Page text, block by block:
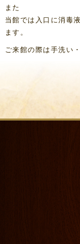
また
当館では入口に消毒
ます。
ご来館の際は手洗い